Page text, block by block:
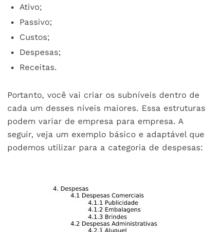
Ativo;
Passivo;
Custos;
Despesas;
Receitas.
Portanto, você vai criar os subníveis dentro de
cada um desses níveis maiores. Essa estruturas
podem variar de empresa para empresa. A
seguir, veja um exemplo básico e adaptável que
podemos utilizar para a categoria de despesas: